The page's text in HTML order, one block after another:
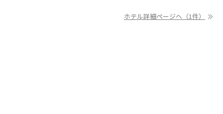
ホテル詳細ページへ（1件）